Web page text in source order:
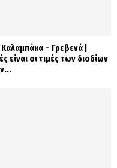
– Γρεβενά |
είναι οι τιμές των διοδίων